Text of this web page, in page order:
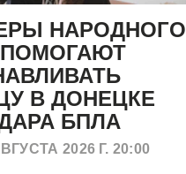
НАРОДНОГО
В ДОНЕЦКЕ
БПЛА
2026 Г. 20:00